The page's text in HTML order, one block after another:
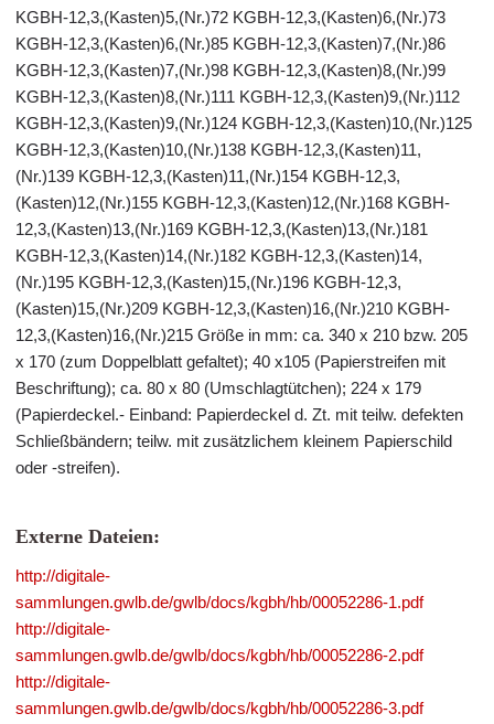
KGBH-12,3,(Kasten)5,(Nr.)72 KGBH-12,3,(Kasten)6,(Nr.)73
KGBH-12,3,(Kasten)6,(Nr.)85 KGBH-12,3,(Kasten)7,(Nr.)86
KGBH-12,3,(Kasten)7,(Nr.)98 KGBH-12,3,(Kasten)8,(Nr.)99
KGBH-12,3,(Kasten)8,(Nr.)111 KGBH-12,3,(Kasten)9,(Nr.)112
KGBH-12,3,(Kasten)9,(Nr.)124 KGBH-12,3,(Kasten)10,(Nr.)125
KGBH-12,3,(Kasten)10,(Nr.)138 KGBH-12,3,(Kasten)11,
(Nr.)139 KGBH-12,3,(Kasten)11,(Nr.)154 KGBH-12,3,
(Kasten)12,(Nr.)155 KGBH-12,3,(Kasten)12,(Nr.)168 KGBH-
12,3,(Kasten)13,(Nr.)169 KGBH-12,3,(Kasten)13,(Nr.)181
KGBH-12,3,(Kasten)14,(Nr.)182 KGBH-12,3,(Kasten)14,
(Nr.)195 KGBH-12,3,(Kasten)15,(Nr.)196 KGBH-12,3,
(Kasten)15,(Nr.)209 KGBH-12,3,(Kasten)16,(Nr.)210 KGBH-
12,3,(Kasten)16,(Nr.)215 Größe in mm: ca. 340 x 210 bzw. 205
x 170 (zum Doppelblatt gefaltet); 40 x105 (Papierstreifen mit
Beschriftung); ca. 80 x 80 (Umschlagtütchen); 224 x 179
(Papierdeckel.- Einband: Papierdeckel d. Zt. mit teilw. defekten
Schließbändern; teilw. mit zusätzlichem kleinem Papierschild
oder -streifen).
Externe Dateien:
http://digitale-
sammlungen.gwlb.de/gwlb/docs/kgbh/hb/00052286-1.pdf
http://digitale-
sammlungen.gwlb.de/gwlb/docs/kgbh/hb/00052286-2.pdf
http://digitale-
sammlungen.gwlb.de/gwlb/docs/kgbh/hb/00052286-3.pdf